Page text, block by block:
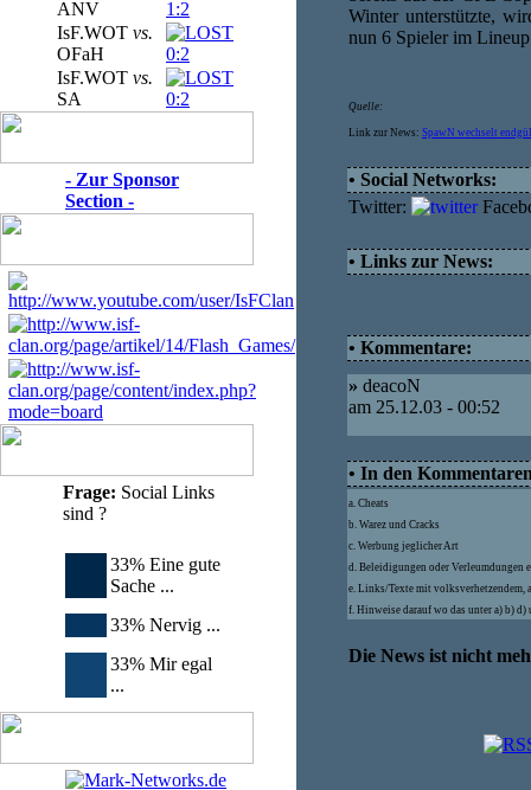
ANV
1:2
IsF.WOT vs.
OFaH
0:2
IsF.WOT vs.
SA
0:2
- Zur Sponsor
Section -
Frage: Social Links
sind ?
33% Eine gute
Sache ...
33% Nervig ...
33% Mir egal
...
Winter unterstützte,
nun 6 Spieler im
Quelle:
Link zur News: SpawN wechselt
• Social Networks:
Twitter:
• Links zur News:
• Kommentare:
» deacoN
am 25.12.03 - 00:52
• In den
a. Cheats
b. Warez und Cracks
c. Werbung jeglicher Art
d. Beleidigungen oder Verleumdungen
e. Links/Texte mit volksverhetzendem,
f. Hinweise darauf wo das unter a) b)
Die News ist nicht